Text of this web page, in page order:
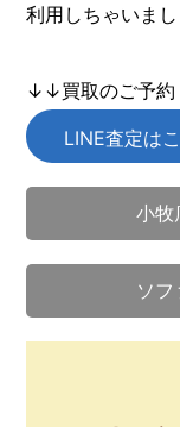
利用しちゃいまし
↓↓買取のご予約
LINE査定は
小牧
ソ